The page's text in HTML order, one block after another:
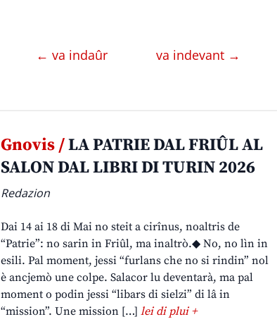
← va indaûr va indevant →
Gnovis /LA PATRIE DAL FRIÛL AL
SALON DAL LIBRI DI TURIN 2026
Redazion
Dai 14 ai 18 di Mai no steit a cirînus, noaltris de
“Patrie”: no sarin in Friûl, ma inaltrò.◆ No, no lìn in
esili. Pal moment, jessi “furlans che no si rindin” nol
è ancjemò une colpe. Salacor lu deventarà, ma pal
moment o podin jessi “libars di sielzi” di lâ in
“mission”. Une mission […] lei di plui +